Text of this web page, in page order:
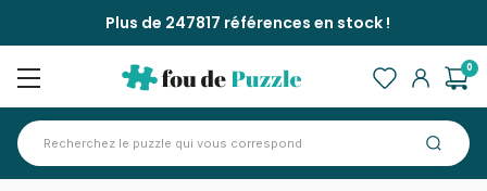
Plus de 247817 références en stock !
0